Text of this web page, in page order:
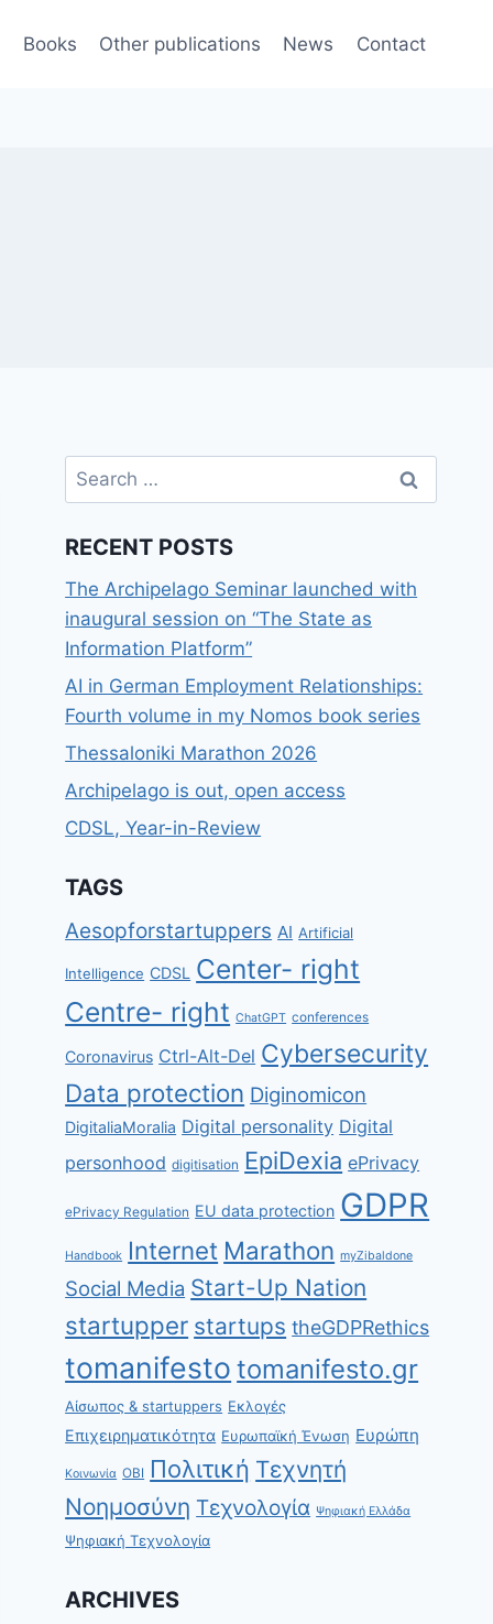
Books Other publications News Contact
Search
for:
RECENT POSTS
The Archipelago Seminar launched with
inaugural session on “The State as
Information Platform”
AI in German Employment Relationships:
Fourth volume in my Nomos book series
Thessaloniki Marathon 2026
Archipelago is out, open access
CDSL, Year-in-Review
TAGS
Aesopforstartuppers AI Artificial
Intelligence CDSL
Center- right
Centre- right ChatGPT conferences
Coronavirus Ctrl-Alt-Del Cybersecurity
Data protection Diginomicon
DigitaliaMoralia Digital personality Digital
personhood digitisation EpiDexia ePrivacy
ePrivacy Regulation EU data protection GDPR
Handbook Internet Marathon myZibaldone
Social Media Start-Up Nation
startupper startups theGDPRethics
tomanifesto tomanifesto.gr
Αίσωπος & startuppers Εκλογές
Επιχειρηματικότητα Ευρωπαϊκή Ένωση Ευρώπη
Κοινωνία ΟΒΙ Πολιτική Τεχνητή
Νοημοσύνη Τεχνολογία Ψηφιακή Ελλάδα
Ψηφιακή Τεχνολογία
ARCHIVES